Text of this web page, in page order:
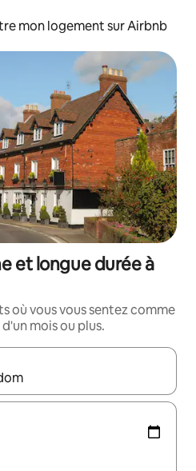
mon logement sur Airbnb
et longue durée à
où vous vous sentez comme
mois ou plus.
utilisez les flèches vers le